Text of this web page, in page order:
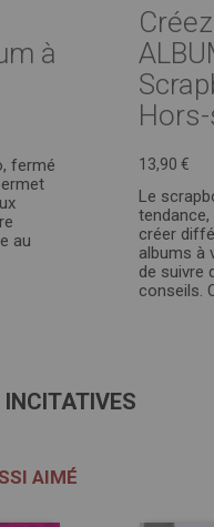
à
fermé
au
13,90 €
Le
créer
albums à
de suivre
conseils.
AIMÉ